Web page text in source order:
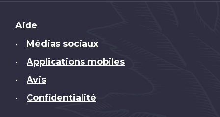
Brand
Aide
• Médias sociaux
• Applications mobiles
• Avis
• Confidentialité